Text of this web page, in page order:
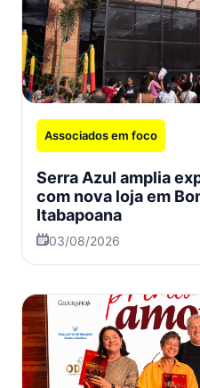
Associados em foco
Serra Azul amplia
com nova loja em
Itabapoana
03/08/2026